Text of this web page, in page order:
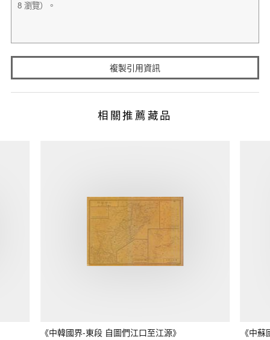
複製引用資訊
相關推薦藏品
《中韓國界-東段 自圖們江口至江源》 《中